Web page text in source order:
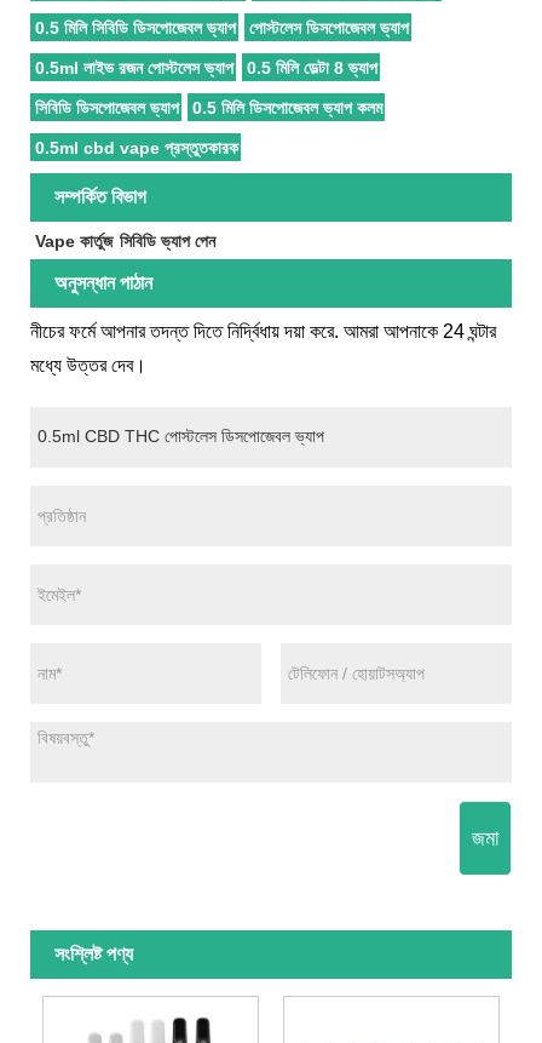
0.5 মিলি সিবিডি ডিসপোজেবল ভ্যাপ পোস্টলেস ডিসপোজেবল ভ্যাপ
0.5ml লাইভ রজন পোস্টলেস ভ্যাপ 0.5 মিলি ডেল্টা 8 ভ্যাপ
সিবিডি ডিসপোজেবল ভ্যাপ 0.5 মিলি ডিসপোজেবল ভ্যাপ কলম
0.5ml cbd vape প্রস্তুতকারক
সম্পর্কিত বিভাগ
Vape কার্তুজ সিবিডি ভ্যাপ পেন
অনুসন্ধান পাঠান
নীচের ফর্মে আপনার তদন্ত দিতে নির্দ্বিধায় দয়া করে. আমরা আপনাকে 24 ঘন্টার
মধ্যে উত্তর দেব।
জমা
সংশ্লিষ্ট পণ্য